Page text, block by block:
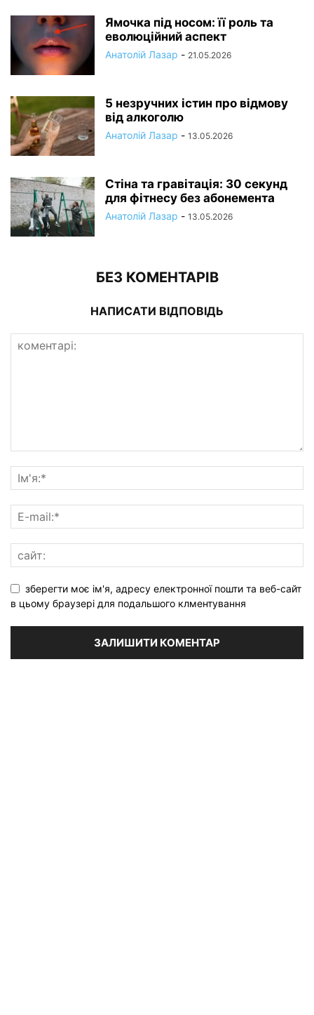
Ямочка під носом: її роль та
еволюційний аспект
Анатолій Лазар - 21.05.2026
5 незручних істин про відмову
від алкоголю
Анатолій Лазар - 13.05.2026
Стіна та гравітація: 30 секунд
для фітнесу без абонемента
Анатолій Лазар - 13.05.2026
БЕЗ КОМЕНТАРІВ
НАПИСАТИ ВІДПОВІДЬ
зберегти моє ім'я, адресу електронної пошти та веб-сайт
в цьому браузері для подальшого клментування